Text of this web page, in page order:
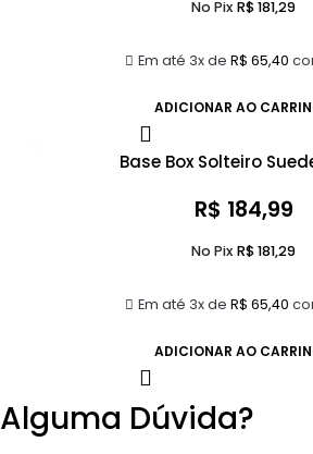
Em até 3x de R$ 65,40
No Pix R$181,29
ADICIONAR AO
Base Box Solteiro
R$ 184,99
Em até 3x de R$ 65,40
No Pix R$181,29
ADICIONAR AO
Alguma Dúvida?